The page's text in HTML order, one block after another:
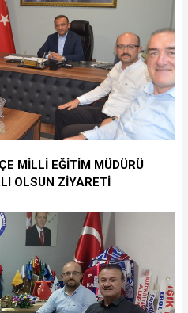
MİLLİ EĞİTİM MÜDÜRÜ
OLSUN ZİYARETİ